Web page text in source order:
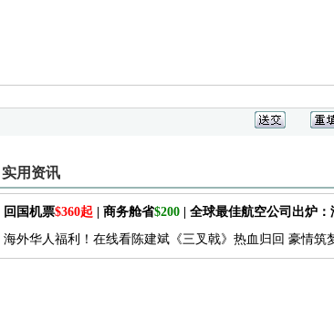
实用资讯
回国机票$360起 | 商务舱省$200| 全球最佳航空公司出炉：
海外华人福利！在线看陈建斌《三叉戟》热血归回 豪情筑